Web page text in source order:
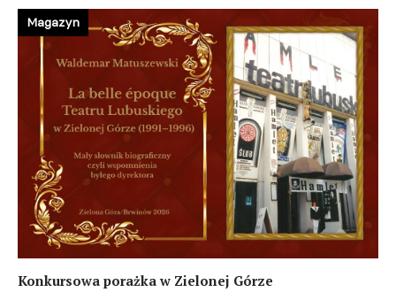
Konkursowa porażka w Zielonej Górze
Magazyn